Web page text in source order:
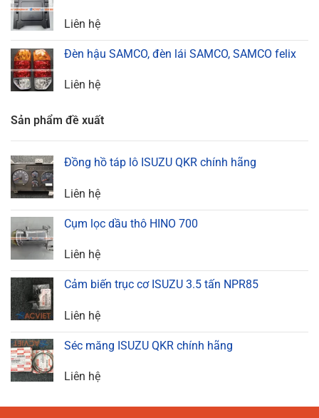
Liên hệ
Đèn hậu SAMCO, đèn lái SAMCO, SAMCO felix
Liên hệ
Sản phẩm đề xuất
Đồng hồ táp lô ISUZU QKR chính hãng
Liên hệ
Cụm lọc dầu thô HINO 700
Liên hệ
Cảm biến trục cơ ISUZU 3.5 tấn NPR85
Liên hệ
Séc măng ISUZU QKR chính hãng
Liên hệ